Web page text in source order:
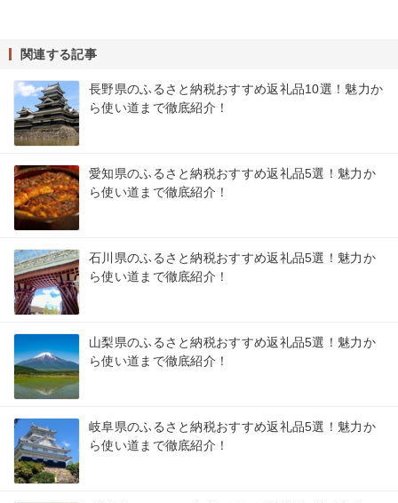
関連する記事
長野県のふるさと納税おすすめ返礼品10選！魅力か
ら使い道まで徹底紹介！
愛知県のふるさと納税おすすめ返礼品5選！魅力か
ら使い道まで徹底紹介！
石川県のふるさと納税おすすめ返礼品5選！魅力か
ら使い道まで徹底紹介！
山梨県のふるさと納税おすすめ返礼品5選！魅力か
ら使い道まで徹底紹介！
岐阜県のふるさと納税おすすめ返礼品5選！魅力か
ら使い道まで徹底紹介！